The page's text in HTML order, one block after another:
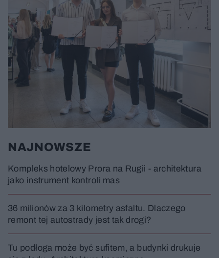
NAJNOWSZE
Kompleks hotelowy Prora na Rugii - architektura
jako instrument kontroli mas
36 milionów za 3 kilometry asfaltu. Dlaczego
remont tej autostrady jest tak drogi?
Tu podłoga może być sufitem, a budynki drukuje